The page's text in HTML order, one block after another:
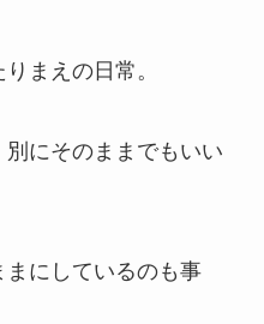
まえの日常。
にそのままでもいい
まにしているのも事